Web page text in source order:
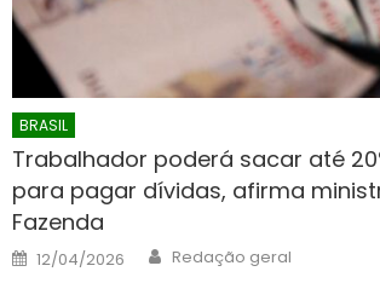
BRASIL
Trabalhador poderá sacar até
para pagar dívidas, afirma
Fazenda
Posted
on
12/04/2026 Author
Redação geral